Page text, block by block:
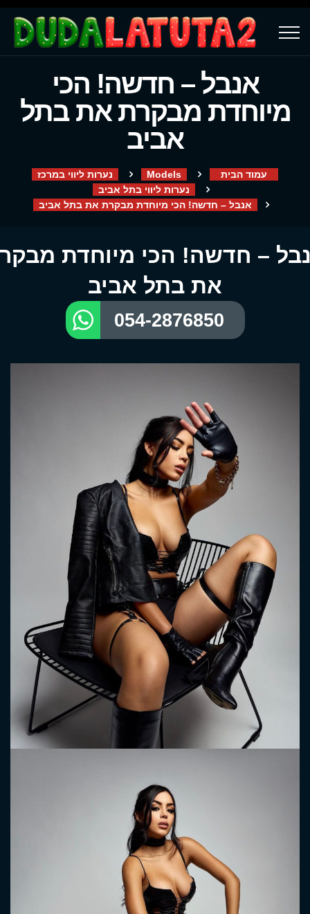
אנבל – חדשה! הכי
מיוחדת מבקרת את בתל
אביב
עמוד הבית Models
נערות ליווי במרכז
נערות ליווי בתל אביב
אנבל – חדשה! הכי מיוחדת מבקרת את בתל אביב
– חדשה! הכי מיוחדת
את בתל אביב
054-2876850